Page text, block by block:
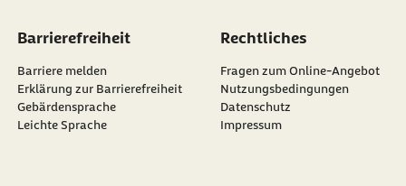
Barrierefreiheit
Barriere melden
Erklärung zur Barrierefreiheit
Gebärdensprache
Leichte Sprache
Rechtliches
Fragen zum Online-Angebot
Nutzungsbedingungen
Datenschutz
Impressum